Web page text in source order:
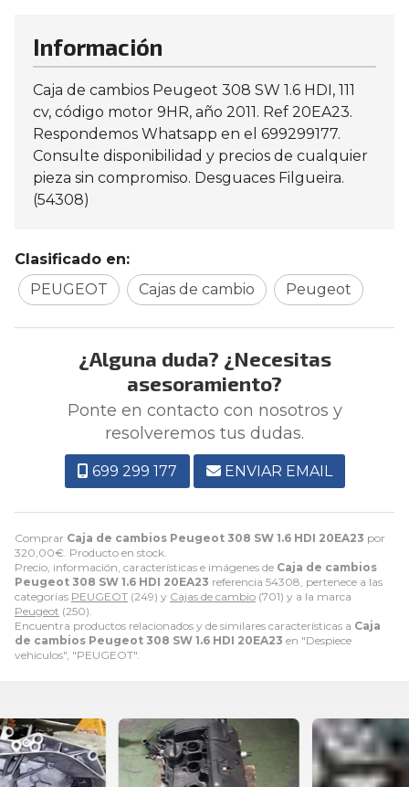
Comprar Caja de cambios Peugeot 308 SW 1.6 HDI 20EA23 por
320,00€ . Producto en stock.
Precio, información, características e imágenes de Caja de cambios
Peugeot 308 SW 1.6 HDI 20EA23 referencia 54308, pertenece a las
categorías PEUGEOT (249) y Cajas de cambio (701) y a la marca
Peugeot (250).
Encuentra productos relacionados y de similares características a Caja
de cambios Peugeot 308 SW 1.6 HDI 20EA23 en "Despiece
vehiculos", "PEUGEOT".
Información
Caja de cambios Peugeot 308 SW 1.6 HDI, 111
cv, código motor 9HR, año 2011. Ref 20EA23.
Respondemos Whatsapp en el 699299177.
Consulte disponibilidad y precios de cualquier
pieza sin compromiso. Desguaces Filgueira.
(54308)
Clasificado en:
PEUGEOT
Cajas de cambio Peugeot
¿Alguna duda? ¿Necesitas
asesoramiento?
Ponte en contacto con nosotros y
resolveremos tus dudas.
699 299 177 ENVIAR EMAIL